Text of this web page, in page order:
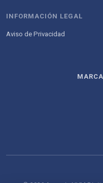
INFORMACIÓN LEGAL
Aviso de Privacidad